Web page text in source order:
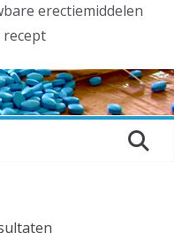
erectiemiddelen